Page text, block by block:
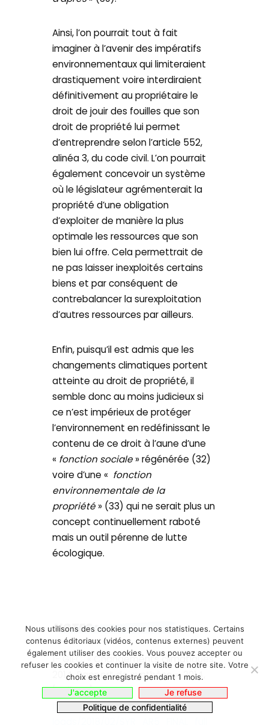
Ainsi, l’on pourrait tout à fait
imaginer à l’avenir des impératifs
environnementaux qui limiteraient
drastiquement voire interdiraient
définitivement au propriétaire le
droit de jouir des fouilles que son
droit de propriété lui permet
d’entreprendre selon l’article 552,
alinéa 3, du code civil. L’on pourrait
également concevoir un système
où le législateur agrémenterait la
propriété d’une obligation
d’exploiter de manière la plus
optimale les ressources que son
bien lui offre. Cela permettrait de
ne pas laisser inexploités certains
biens et par conséquent de
contrebalancer la surexploitation
d’autres ressources par ailleurs.
Enfin, puisqu’il est admis que les
changements climatiques portent
atteinte au droit de propriété, il
semble donc au moins judicieux si
ce n’est impérieux de protéger
l’environnement en redéfinissant le
contenu de ce droit à l’aune d’une
« fonction sociale» régénérée (32)
voire d’une « fonction
environnementale de la
propriété» (33) qui ne serait plus un
concept continuellement raboté
mais un outil pérenne de lutte
écologique.
NOTES :
1- GIEC, « Changements climatiques
2014, Rapport de synthèse », 2014,
[En ligne], URL :
https://www.ipcc.ch/site/assets/up
Nous utilisons des cookies pour nos statistiques. Certains
contenus éditoriaux (vidéos, contenus externes) peuvent
également utiliser des cookies. Vous pouvez accepter ou
refuser les cookies et continuer la visite de notre site. Votre
choix est enregistré pendant 1 mois.
J'accepte
Je refuse
Politique de confidentialité